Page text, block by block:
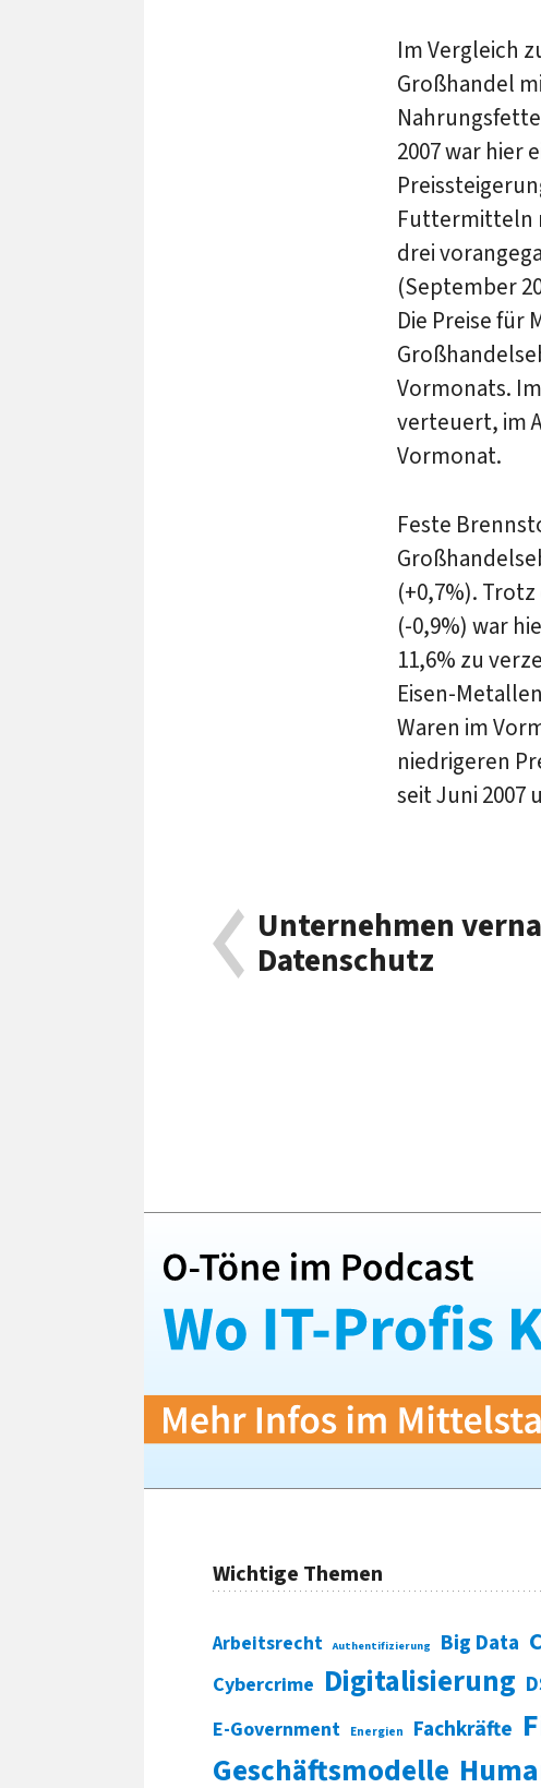
Im Vergleich
Großhandel
2007 war hier
Futtermitteln
drei
(September
Die Preise für
Vormonats.
verteuert, im
Vormonat.
Feste
(+0,7%).
(-0,9%) war
11,6% zu
Eisen-
Waren im
niedrigeren
seit Juni 2007
Unternehmen
Datenschutz
Wichtige Themen
Arbeitsrecht Authentifizierung Big Data
Cybercrime Digitalisierung
E-Government Energien Fachkräfte
Geschäftsmodelle